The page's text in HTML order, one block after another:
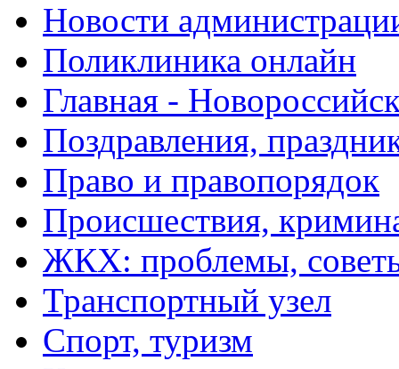
Новости
Поликлиника онлайн
Главная -
Поздравления,
Право и правопорядок
Происшествия,
ЖКХ: проблемы,
Транспортный узел
Спорт, туризм